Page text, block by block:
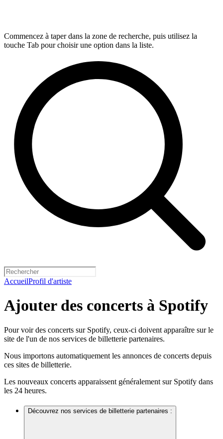
Commencez à taper dans la zone de recherche, puis utilisez la
touche Tab pour choisir une option dans la liste.
AccueilProfil d'artiste
Ajouter des concerts à Spotify
Pour voir des concerts sur Spotify, ceux-ci doivent apparaître sur le
site de l'un de nos services de billetterie partenaires.
Nous importons automatiquement les annonces de concerts depuis
ces sites de billetterie.
Les nouveaux concerts apparaissent généralement sur Spotify dans
les 24 heures.
Découvrez nos services de billetterie partenaires :